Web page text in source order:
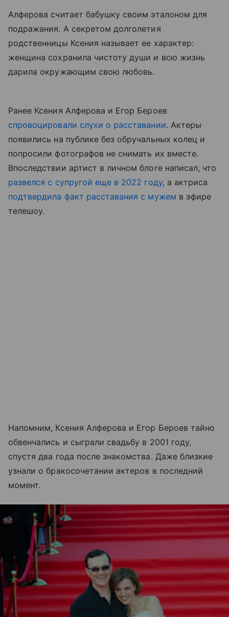
Алферова считает бабушку своим эталоном для
подражания. А секретом долголетия
родственницы Ксения называет ее характер:
женщина сохранила чистоту души и всю жизнь
дарила окружающим свою любовь.
Ранее Ксения Алферова и Егор Бероев
спровоцировали слухи о расставании. Актеры
появились на публике без обручальных колец и
попросили фотографов не снимать их вместе.
Впоследствии артист в личном блоге написал, что
развелся с супругой еще в 2022 году, а актриса
подтвердила факт расставания с мужем в эфире
телешоу.
Напомним, Ксения Алферова и Егор Бероев тайно
обвенчались и сыграли свадьбу в 2001 году,
спустя два года после знакомства. Даже близкие
узнали о бракосочетании актеров в последний
момент.